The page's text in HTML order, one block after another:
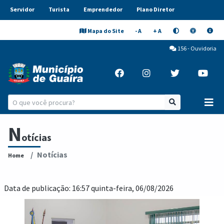
Servidor Turista Emprendedor Plano Diretor
Mapa do Site - A + A
156 - Ouvidoria
Notícias
Home Notícias
Data de publicação: 16:57 quinta-feira, 06/08/2026